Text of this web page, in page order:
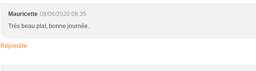
Mauricette 08/06/2020 08:35
Très beau plat, bonne journée..
Répondre